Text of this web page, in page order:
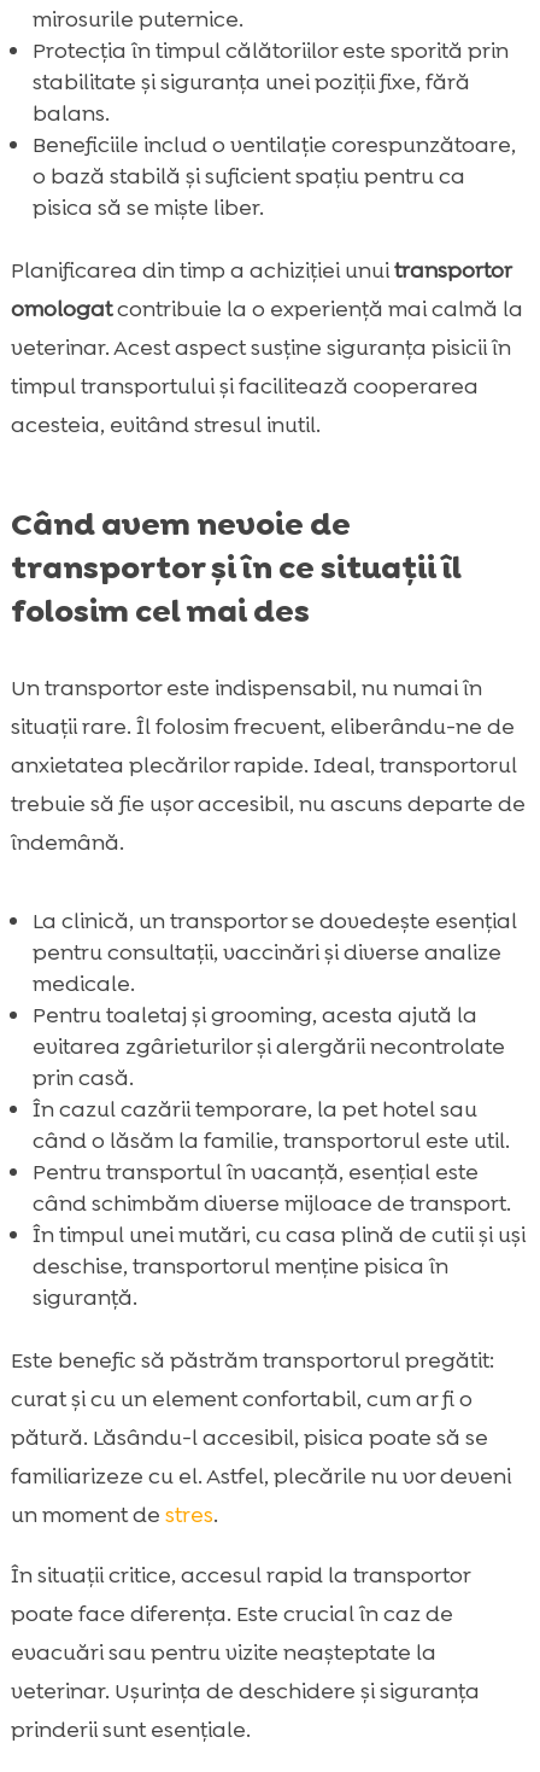
mirosurile puternice.
Protecția în timpul călătoriilor este sporită prin
stabilitate și siguranța unei poziții fixe, fără
balans.
Beneficiile includ o ventilație corespunzătoare,
o bază stabilă și suficient spațiu pentru ca
pisica să se miște liber.
Planificarea din timp a achiziției unuitransportor
omologatcontribuie la o experiență mai calmă la
veterinar. Acest aspect susține siguranța pisicii în
timpul transportului și facilitează cooperarea
acesteia, evitând stresul inutil.
Când avem nevoie de
transportor și în ce situații îl
folosim cel mai des
Un transportor este indispensabil, nu numai în
situații rare. Îl folosim frecvent, eliberându-ne de
anxietatea plecărilor rapide. Ideal, transportorul
trebuie să fie ușor accesibil, nu ascuns departe de
îndemână.
La clinică, un transportor se dovedește esențial
pentru consultații, vaccinări și diverse analize
medicale.
Pentru toaletaj și grooming, acesta ajută la
evitarea zgârieturilor și alergării necontrolate
prin casă.
În cazul cazării temporare, la pet hotel sau
când o lăsăm la familie, transportorul este util.
Pentru transportul în vacanță, esențial este
când schimbăm diverse mijloace de transport.
În timpul unei mutări, cu casa plină de cutii și uși
deschise, transportorul menține pisica în
siguranță.
Este benefic să păstrăm transportorul pregătit:
curat și cu un element confortabil, cum ar fi o
pătură. Lăsându-l accesibil, pisica poate să se
familiarizeze cu el. Astfel, plecările nu vor deveni
un moment de stres.
În situații critice, accesul rapid la transportor
poate face diferența. Este crucial în caz de
evacuări sau pentru vizite neașteptate la
veterinar. Ușurința de deschidere și siguranța
prinderii sunt esențiale.